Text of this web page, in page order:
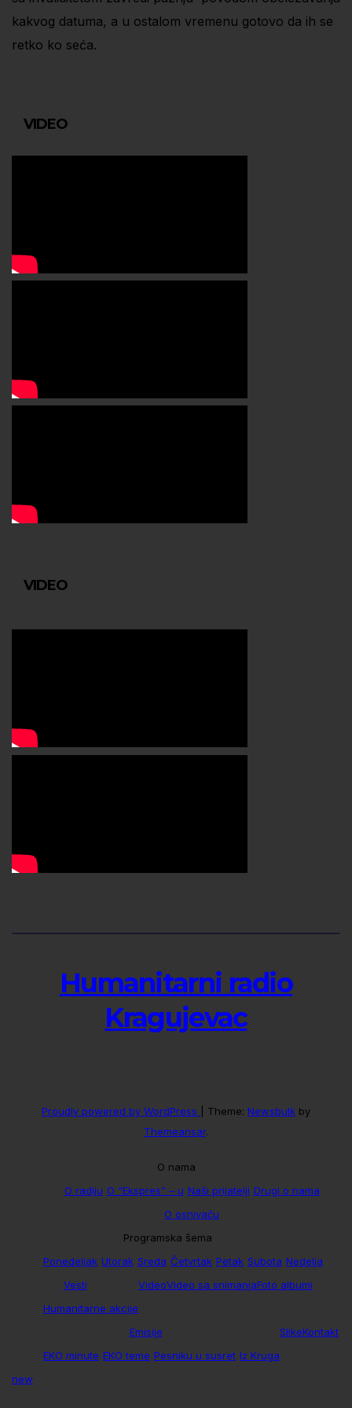
kakvog datuma, a u ostalom vremenu gotovo da ih se
retko ko seća.
VIDEO
VIDEO
Humanitarni radio
Kragujevac
Proudly powered by WordPress Theme: Newsbulk by
Themeansar.
O nama
O radiju O “Ekspres” – u Naši prijatelji Drugi o nama
O osnivaču
Programska šema
Ponedeljak Utorak Sreda Četvrtak Petak Subota Nedelja
Vesti
Humanitarne akcije
VideoVideo sa snimanjaFoto albumi
Emisije
EKO minute EKO teme Pesniku u susret Iz Kruga
SlikeKontakt
new